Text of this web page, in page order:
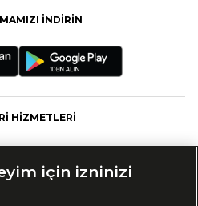
İNDİRİN
HİZMETLERİ
için izninizi